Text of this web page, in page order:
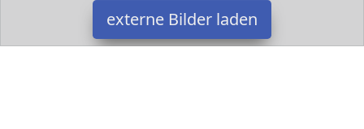
externe Bilder laden